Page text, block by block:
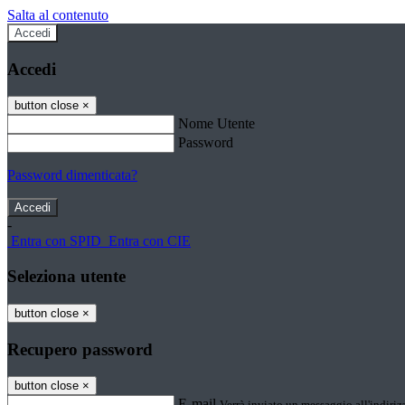
Salta al contenuto
Accedi
Accedi
button close ×
Nome Utente
Password
Password dimenticata?
-
Entra con SPID Entra con CIE
Seleziona utente
button close ×
Recupero password
button close ×